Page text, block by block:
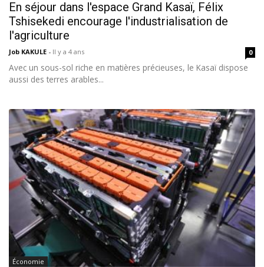
En séjour dans l'espace Grand Kasaï, Félix
Tshisekedi encourage l'industrialisation de
l'agriculture
Job KAKULE - Il y a 4 ans 0
Avec un sous-sol riche en matières précieuses, le Kasaï dispose
aussi des terres arables...
Économie